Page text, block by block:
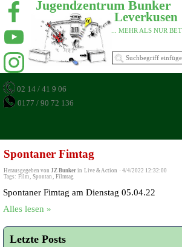
Jugendzentrum Bunker
... MEHR ALS NUR
02 14 / 41 9 06
0177 / 90 72 136
Leverkusen
Spontaner Fimtag
Herausgegeben von JZ Bunker in Live & Action · 4/4/2022 12:32:00
Tags: Film, Spontan , Filmtag
Spontaner Fimtag am Dienstag 05.04.22
Alles lesen »
Letzte Posts